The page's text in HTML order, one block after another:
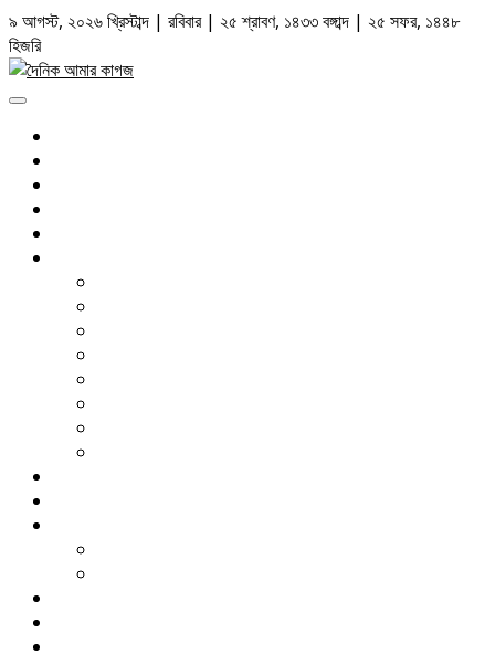
Skip
to
content
৯ আগস্ট, ২০২৬ খ্রিস্টাব্দ | রবিবার | ২৫ শ্রাবণ, ১৪৩৩ বঙ্গাব্দ | ২৫ সফর, ১৪৪৮
হিজরি
Primary
Menu